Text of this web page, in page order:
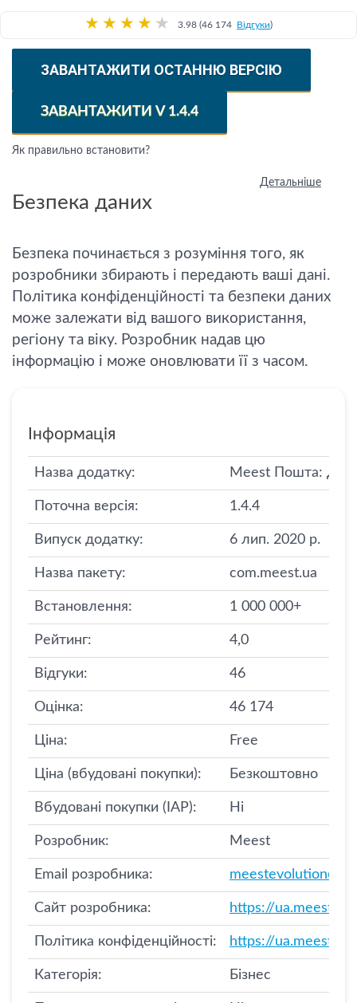
★ ★ ★ ★ ★ 3.98 (46 174 Відгуки)
ЗАВАНТАЖИТИ ОСТАННЮ ВЕРСІЮ
ЗАВАНТАЖИТИ V 1.4.4
Як правильно встановити?
Безпека даних
Детальніше
Безпека починається з розуміння того, як
розробники збирають і передають ваші дані.
Політика конфіденційності та безпеки даних
може залежати від вашого використання,
регіону та віку. Розробник надав цю
інформацію і може оновлювати її з часом.
Інформація
Назва додатку: Meest Пошта:
Поточна версія: 1.4.4
Випуск додатку: 6 лип. 2020 р.
Назва пакету: com.meest.ua
Встановлення: 1 000 000+
Рейтинг: 4,0
Відгуки: 46
Оцінка: 46 174
Ціна: Free
Ціна (вбудовані покупки): Безкоштовно
Вбудовані покупки (IAP): Ні
Розробник: Meest
Email розробника:
Сайт розробника: https://
Політика конфіденційності: https://
Категорія: Бізнес